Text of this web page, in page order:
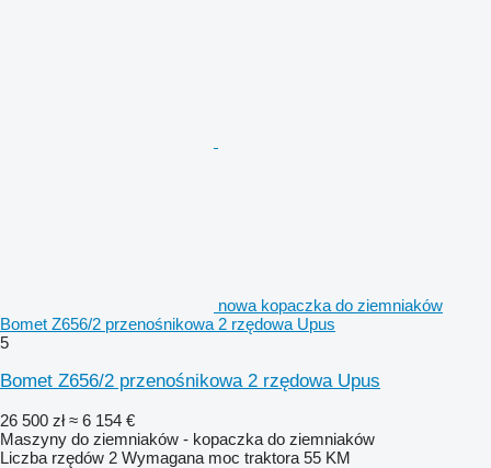
nowa kopaczka do ziemniaków
Bomet Z656/2 przenośnikowa 2 rzędowa Upus
5
Bomet Z656/2 przenośnikowa 2 rzędowa Upus
26 500 zł ≈ 6 154 €
Maszyny do ziemniaków - kopaczka do ziemniaków
Liczba rzędów 2 Wymagana moc traktora 55 KM